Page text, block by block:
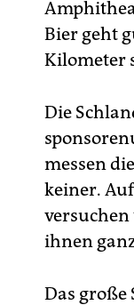
Bier geht
Kilometer
Die
messen
keiner.
versuchen
ihnen
Das große